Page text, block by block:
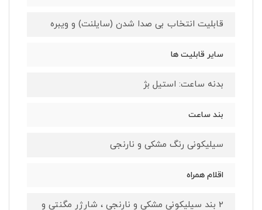
قابلیت انتخاب بی صدا شدن (سایلنت) و ویبره
سایر قابلیت ها
بدنه ساعت: استیل بژ
بند ساعت
سیلیکونی رنگ مشکی و نارنجی
اقلام همراه
2 بند سیلیکونی مشکی و نارنجی ، شارژر مگنتی و